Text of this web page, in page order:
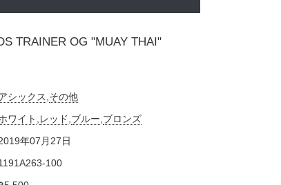
TRAINER OG "MUAY THAI"
シックス その他
ワイト レッド ブルー ブロンズ
年07月27日
100